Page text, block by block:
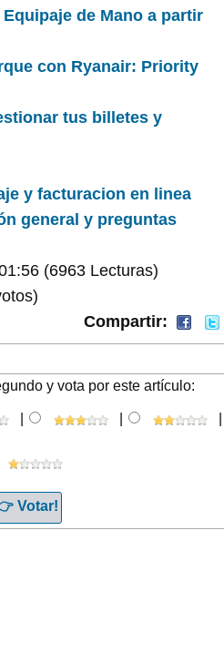
de Mano a partir
con Ryanair: Priority
tus billetes y
y facturacion en linea
general y preguntas
(6963 Lecturas)
Compartir:
y vota por este artículo: